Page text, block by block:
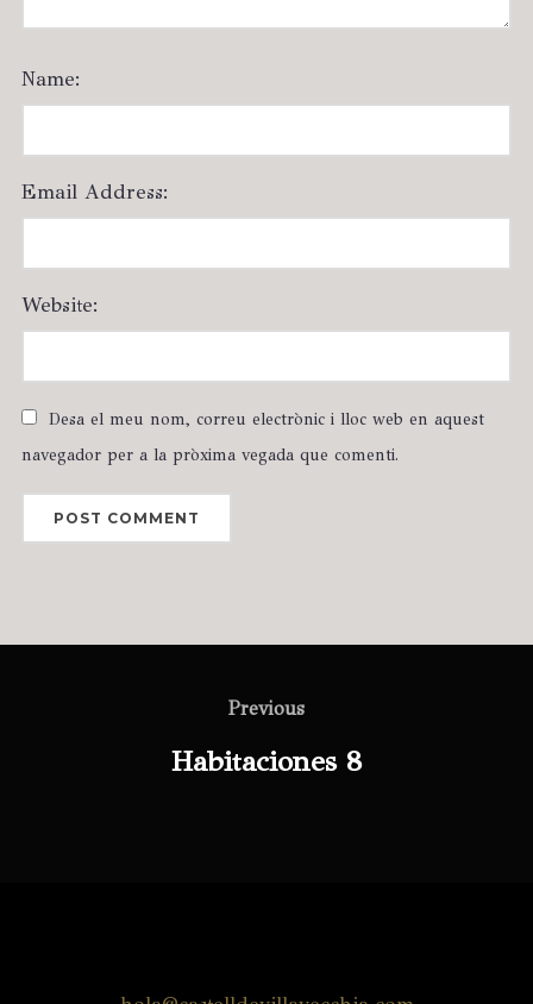
Name:
Email Address:
Website:
Desa el meu nom, correu electrònic i lloc web en aquest
navegador per a la pròxima vegada que comenti.
Previous
Habitaciones 8